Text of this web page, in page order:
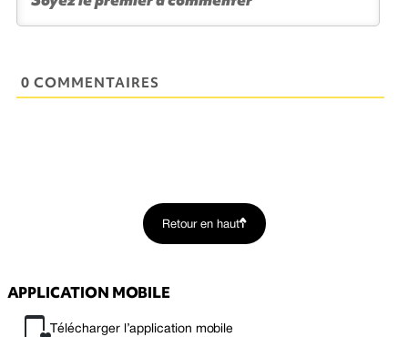
0 COMMENTAIRES
Retour en haut
APPLICATION MOBILE
Télécharger l’application mobile